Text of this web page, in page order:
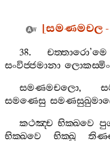
[සමණමචල-
38. චත‍්තාරො’මෙ
සංවිජ‍්ජමානා ලොකස‍්මිං
සමණමචලො,
සමණෙසු
කථඤ‍්ච භික‍්ඛවෙ
භික‍්ඛවෙ
භික‍්ඛු